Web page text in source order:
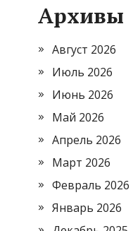
Архивы
Август 2026
Июль 2026
Июнь 2026
Май 2026
Апрель 2026
Март 2026
Февраль 2026
Январь 2026